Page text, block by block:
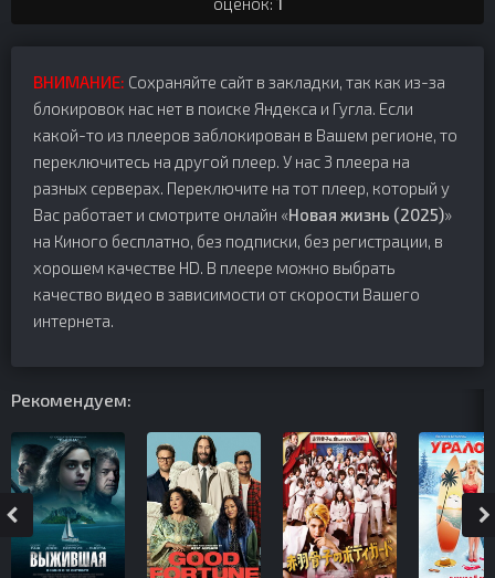
ВНИМАНИЕ: Сохраняйте сайт в закладки, так как из-за
блокировок нас нет в поиске Яндекса и Гугла. Если
какой-то из плееров заблокирован в Вашем регионе, то
переключитесь на другой плеер. У нас 3 плеера на
разных серверах. Переключите на тот плеер, который у
Вас работает и смотрите онлайн «Новая жизнь (2025)»
на Киного бесплатно, без подписки, без регистрации, в
хорошем качестве HD. В плеере можно выбрать
качество видео в зависимости от скорости Вашего
интернета.
Рекомендуем: